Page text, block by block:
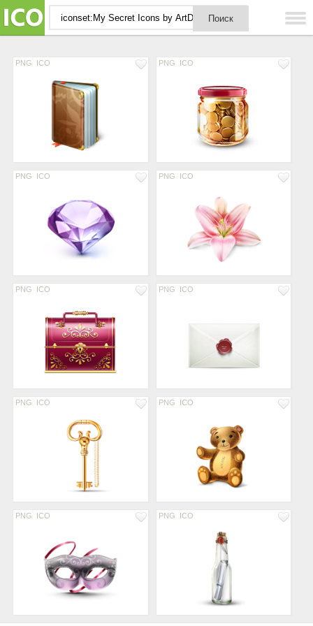
PNG ICO PNG ICO
PNG ICO PNG ICO
PNG ICO PNG ICO
PNG ICO PNG ICO
PNG ICO PNG ICO